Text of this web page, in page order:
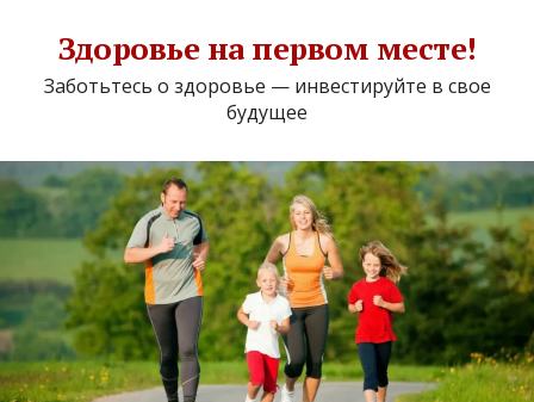
Здоровье на первом месте!
Заботьтесь о здоровье — инвестируйте в свое
будущее